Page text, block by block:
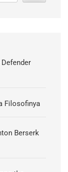
Filosofinya
Berserk